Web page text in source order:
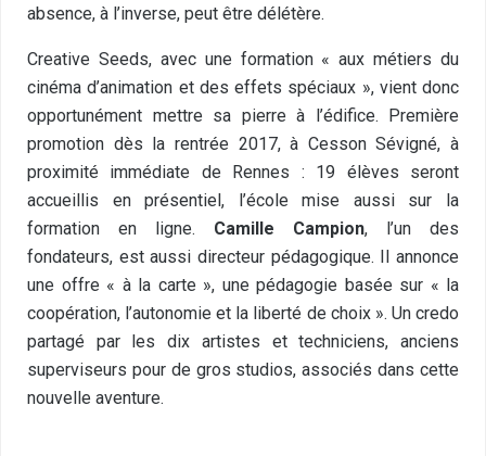
absence, à l’inverse, peut être délétère.
Creative Seeds, avec une formation « aux métiers du
cinéma d’animation et des effets spéciaux », vient donc
opportunément mettre sa pierre à l’édifice. Première
promotion dès la rentrée 2017, à Cesson Sévigné, à
proximité immédiate de Rennes : 19 élèves seront
accueillis en présentiel, l’école mise aussi sur la
formation en ligne. Camille Campion, l’un des
fondateurs, est aussi directeur pédagogique. Il annonce
une offre « à la carte », une pédagogie basée sur « la
coopération, l’autonomie et la liberté de choix ». Un credo
partagé par les dix artistes et techniciens, anciens
superviseurs pour de gros studios, associés dans cette
nouvelle aventure.